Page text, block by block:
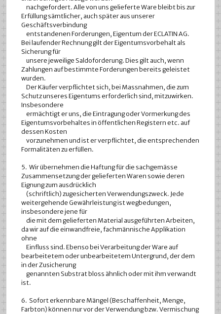
nachgefordert. Alle von uns gelieferte Ware bleibt bis zur
Erfüllung sämtlicher, auch später aus unserer
Geschäftsverbindung
entstandenen Forderungen, Eigentum der ECLATIN AG.
Bei laufender Rechnung gilt der Eigentumsvorbehalt als
Sicherung für
unsere jeweilige Saldoforderung. Dies gilt auch, wenn
Zahlungen auf bestimmte Forderungen bereits geleistet
wurden.
Der Käufer verpflichtet sich, bei Massnahmen, die zum
Schutz unseres Eigentums erforderlich sind, mitzuwirken.
Insbesondere
ermächtigt er uns, die Eintragung oder Vormerkung des
Eigentumsvorbehaltes in öffentlichen Registern etc. auf
dessen Kosten
vorzunehmen und ist er verpflichtet, die entsprechenden
Formalitäten zu erfüllen.
5. Wir übernehmen die Haftung für die sachgemässe
Zusammensetzung der gelieferten Waren sowie deren
Eignung zum ausdrücklich
(schriftlich) zugesicherten Verwendungszweck. Jede
weitergehende Gewährleistung ist wegbedungen,
insbesondere jene für
die mit dem gelieferten Material ausgeführten Arbeiten,
da wir auf die einwandfreie, fachmännische Applikation
ohne
Einfluss sind. Ebenso bei Verarbeitung der Ware auf
bearbeitetem oder unbearbeitetem Untergrund, der dem
in der Zusicherung
genannten Substrat bloss ähnlich oder mit ihm verwandt
ist.
6. Sofort erkennbare Mängel (Beschaffenheit, Menge,
Farbton) können nur vor der Verwendung bzw. Vermischung